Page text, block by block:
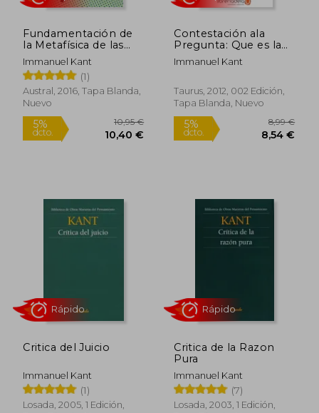
Fundamentación de
la Metafísica de las
Costumbres
Immanuel Kant
(1)
Austral, 2016, Tapa Blanda,
Nuevo
5%
Contestación ala
Pregunta: Que es la
Ilustración?
Immanuel Kant
Taurus, 2012, 002 Edición,
Tapa Blanda, Nuevo
5%
Critica del Juicio
Immanuel Kant
(1)
Losada, 2005, 1 Edición,
Critica de la Razon
Pura
Immanuel Kant
(7)
Losada, 2003, 1 Edición,